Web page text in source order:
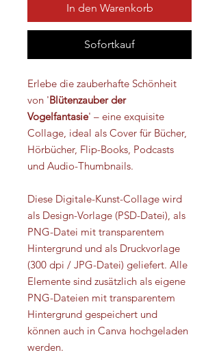
In den Warenkorb
Sofortkauf
Erlebe die zauberhafte Schönheit
von 'Blütenzauber der
Vogelfantasie' – eine exquisite
Collage, ideal als Cover für Bücher,
Hörbücher, Flip-Books, Podcasts
und Audio-Thumbnails.
Diese Digitale-Kunst-Collage wird
als Design-Vorlage (PSD-Datei), als
PNG-Datei mit transparentem
Hintergrund und als Druckvorlage
(300 dpi / JPG-Datei) geliefert. Alle
Elemente sind zusätzlich als eigene
PNG-Dateien mit transparentem
Hintergrund gespeichert und
können auch in Canva hochgeladen
werden.